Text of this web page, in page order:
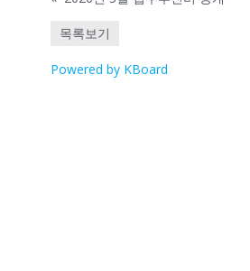
목록보기
Powered by KBoard